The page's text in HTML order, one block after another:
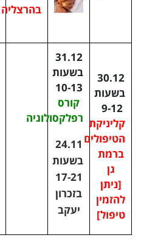
בהרצליה
30.12
בשעות
9-12
קליניקת
הטיפולים
ברמת
גן
[ניתן
להזמין
טיפול]
31.12
בשעות
10-13
קורס
רפלקסולוגיה
24.11
בשעות
17-21
בזכרון
יעקב